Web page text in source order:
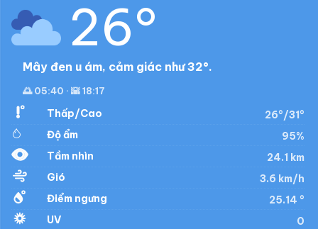
26°
Mây đen u ám, cảm giác như 32°.
🌅 05:40 · 🌇 18:17
Thấp/Cao
26°/31°
Độ ẩm
95%
Tầm nhìn
24.1 km
Gió
3.6 km/h
Điểm ngưng
25.14 °
UV
0